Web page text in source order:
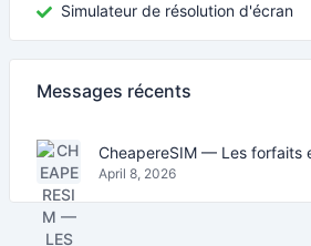
Simulateur de résolution d'écran
Messages récents
April 8, 2026